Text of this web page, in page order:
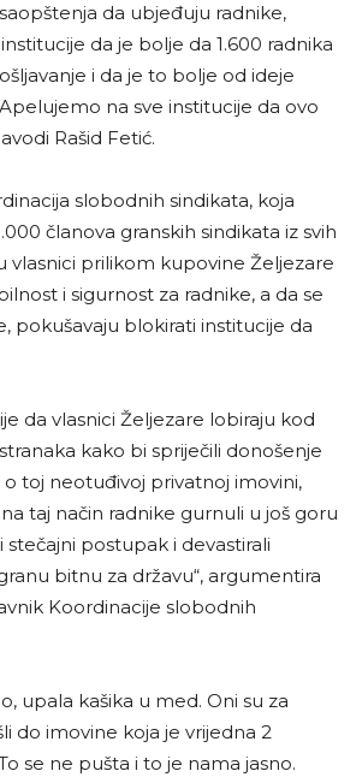
da ubjeđuju radnike,
da je bolje da 1.600 radnika
i da je to bolje od ideje
na sve institucije da ovo
Rašid Fetić.
slobodnih sindikata, koja
članova granskih sindikata iz svih
vlasnici prilikom kupovine Željezare
i sigurnost za radnike, a da se
pokušavaju blokirati institucije da
da vlasnici Željezare lobiraju kod
kako bi spriječili donošenje
toj neotuđivoj privatnoj imovini,
taj način radnike gurnuli u još goru
postupak i devastirali
bitnu za državu“, argumentira
Koordinacije slobodnih
upala kašika u med. Oni su za
do imovine koja je vrijedna 2
se ne pušta i to je nama jasno.